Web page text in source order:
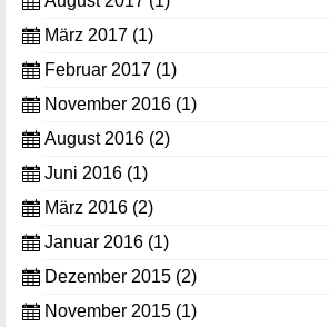
März 2017 (1)
Februar 2017 (1)
November 2016 (1)
August 2016 (2)
Juni 2016 (1)
März 2016 (2)
Januar 2016 (1)
Dezember 2015 (2)
November 2015 (1)